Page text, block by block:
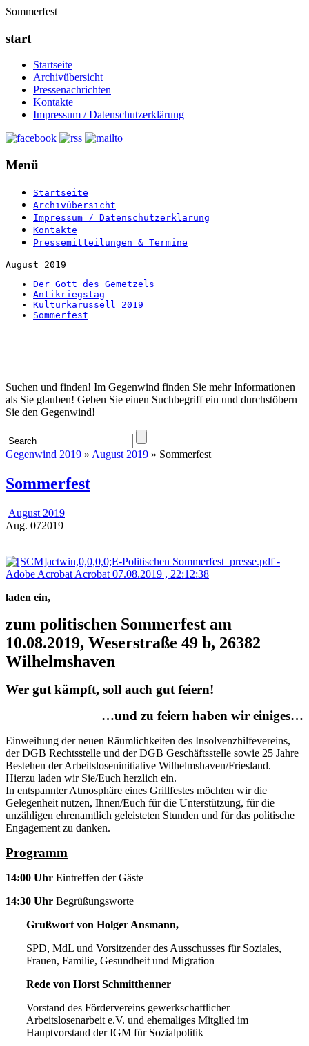
Sommerfest
start
Startseite
Archivübersicht
Pressenachrichten
Kontakte
Impressum / Datenschutzerklärung
Menü
Startseite
Archivübersicht
Impressum / Datenschutzerklärung
Kontakte
Pressemitteilungen & Termine
August 2019
Der Gott des Gemetzels
Antikriegstag
Kulturkarussell 2019
Sommerfest
Startseite
Suchen und finden! Im Gegenwind finden Sie mehr Informationen
als Sie glauben! Geben Sie einen Suchbegriff ein und durchstöbern
Sie den Gegenwind!
Gegenwind 2019 » August 2019 » Sommerfest
Sommerfest
August 2019
Aug. 072019
laden ein,
zum politischen Sommerfest am
10.08.2019, Weserstraße 49 b, 26382
Wilhelmshaven
Wer gut kämpft, soll auch gut feiern!
…und zu feiern haben wir einiges…
Einweihung der neuen Räumlichkeiten des Insolvenzhilfevereins,
der DGB Rechtsstelle und der DGB Geschäftsstelle sowie 25 Jahre
Bestehen der Arbeitsloseninitiative Wilhelmshaven/Friesland.
Hierzu laden wir Sie/Euch herzlich ein.
In entspannter Atmosphäre eines Grillfestes möchten wir die
Gelegenheit nutzen, Ihnen/Euch für die Unterstützung, für die
unzähligen ehrenamtlich geleisteten Stunden und für das politische
Engagement zu danken.
Programm
14:00 Uhr Eintreffen der Gäste
14:30 Uhr Begrüßungsworte
Grußwort von Holger Ansmann,
SPD, MdL und Vorsitzender des Ausschusses für Soziales,
Frauen, Familie, Gesundheit und Migration
Rede von Horst Schmitthenner
Vorstand des Fördervereins gewerkschaftlicher
Arbeitslosenarbeit e.V. und ehemaliges Mitglied im
Hauptvorstand der IGM für Sozialpolitik